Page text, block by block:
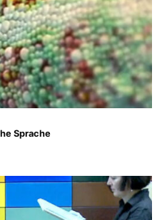
Sprache